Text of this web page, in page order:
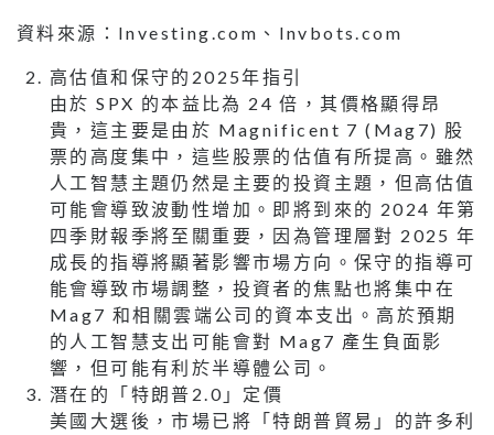
資料來源：Investing.com、Invbots.com
高估值和保守的2025年指引
由於 SPX 的本益比為 24 倍，其價格顯得昂
貴，這主要是由於 Magnificent 7 (Mag7) 股
票的高度集中，這些股票的估值有所提高。雖然
人工智慧主題仍然是主要的投資主題，但高估值
可能會導致波動性增加。即將到來的 2024 年第
四季財報季將至關重要，因為管理層對 2025 年
成長的指導將顯著影響市場方向。保守的指導可
能會導致市場調整，投資者的焦點也將集中在
Mag7 和相關雲端公司的資本支出。高於預期
的人工智慧支出可能會對 Mag7 產生負面影
響，但可能有利於半導體公司。
潛在的「特朗普2.0」定價
美國大選後，市場已將「特朗普貿易」的許多利